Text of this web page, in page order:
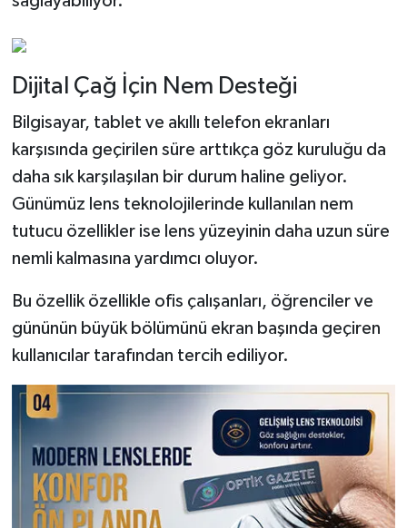
Dijital Çağ İçin Nem Desteği
Bilgisayar, tablet ve akıllı telefon ekranları
karşısında geçirilen süre arttıkça göz kuruluğu da
daha sık karşılaşılan bir durum haline geliyor.
Günümüz lens teknolojilerinde kullanılan nem
tutucu özellikler ise lens yüzeyinin daha uzun süre
nemli kalmasına yardımcı oluyor.
Bu özellik özellikle ofis çalışanları, öğrenciler ve
gününün büyük bölümünü ekran başında geçiren
kullanıcılar tarafından tercih ediliyor.